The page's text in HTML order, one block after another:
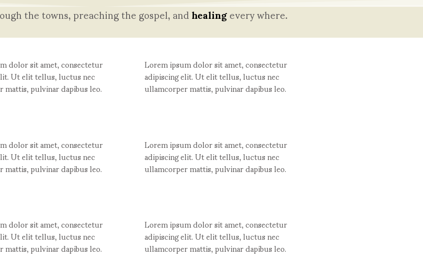
the towns, preaching the gospel, andhealingevery where.
dolor sit amet, consectetur
Ut elit tellus, luctus nec
pulvinar dapibus leo.
Lorem ipsum dolor sit amet, consectetur
adipiscing elit. Ut elit tellus, luctus nec
ullamcorper mattis, pulvinar dapibus leo.
dolor sit amet, consectetur
Ut elit tellus, luctus nec
pulvinar dapibus leo.
Lorem ipsum dolor sit amet, consectetur
adipiscing elit. Ut elit tellus, luctus nec
ullamcorper mattis, pulvinar dapibus leo.
dolor sit amet, consectetur
Ut elit tellus, luctus nec
pulvinar dapibus leo.
Lorem ipsum dolor sit amet, consectetur
adipiscing elit. Ut elit tellus, luctus nec
ullamcorper mattis, pulvinar dapibus leo.